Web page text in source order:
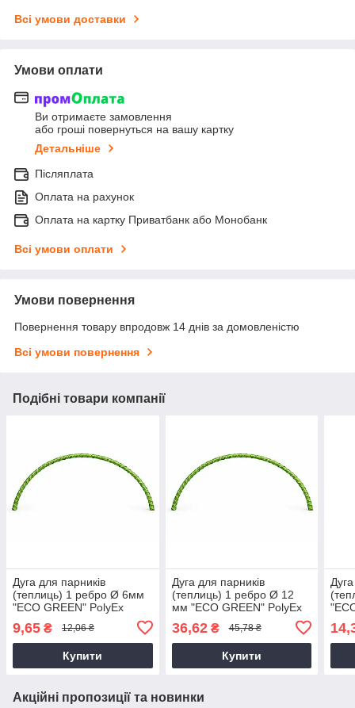
Всі умови доставки
Умови оплати
Ви отримаєте замовлення
або гроші повернуться на вашу картку
Детальніше
Післяплата
Оплата на рахунок
Оплата на картку Приватбанк або Монобанк
Всі умови оплати
Умови повернення
Повернення товару впродовж 14 днів за домовленістю
Всі умови повернення
Подібні товари компанії
Дуга для парників
(теплиць) 1 ребро Ø 6мм
"ЕCО GREEN" PolyEx
9,65 ₴ 12,06 ₴
Купити
Дуга для парників
(теплиць) 1 ребро Ø 12
мм "ЕCО GREEN" PolyEx
36,62₴ 45,78 ₴
Купити
Акційні пропозиції та новинки